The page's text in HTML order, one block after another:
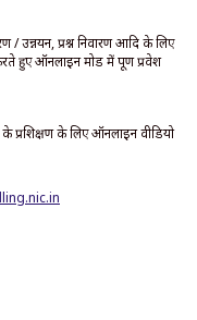
/ उन्नयन, प्रश्न निवारण आदि के लिए
हुए ऑनलाइन मोड में पूर्ण प्रवेश
प्रशिक्षण के लिए ऑनलाइन वीडियो